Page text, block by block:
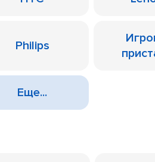
Philips
Еще...